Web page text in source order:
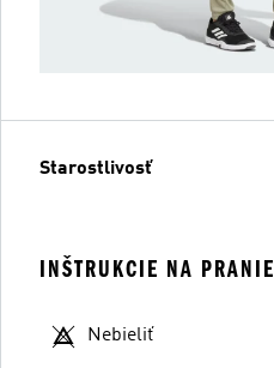
Starostlivosť
INŠTRUKCIE NA PRANIE
Nebieliť